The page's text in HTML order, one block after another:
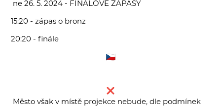
ne 26. 5. 2024 - FINÁLOVÉ ZÁPASY
15:20 - zápas o bronz
20:20 - finále
Město však v místě projekce nebude, dle podmínek